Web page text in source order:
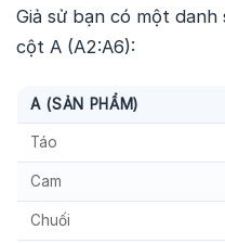
Giả sử bạn có một
cột A (A2:A6):
A (SẢN PHẨM)
Táo
Cam
Chuối